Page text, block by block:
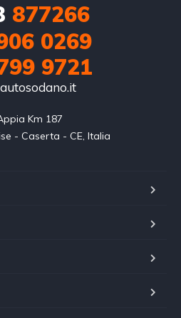
877266
0269
9721
Km 187
- Caserta - CE, Italia